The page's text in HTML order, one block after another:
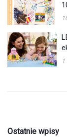
Ostatnie wpisy